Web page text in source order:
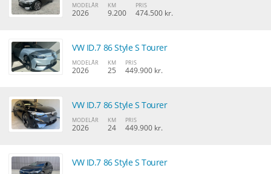
MODELÅR
2026
KM
9.200
PRIS
474.500 kr.
VW ID.7 86 Style S Tourer
MODELÅR
2026
KM
25
PRIS
449.900 kr.
VW ID.7 86 Style S Tourer
MODELÅR
2026
KM
24
PRIS
449.900 kr.
VW ID.7 86 Style S Tourer